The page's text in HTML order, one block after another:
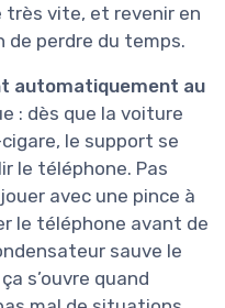
très vite, et revenir en
de perdre du temps.
automatiquement au
: dès que la voiture
le support se
le téléphone. Pas
avec une pince à
le téléphone avant de
sauve le
s’ouvre quand